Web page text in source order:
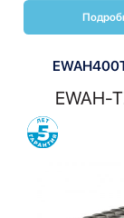
EWAH-